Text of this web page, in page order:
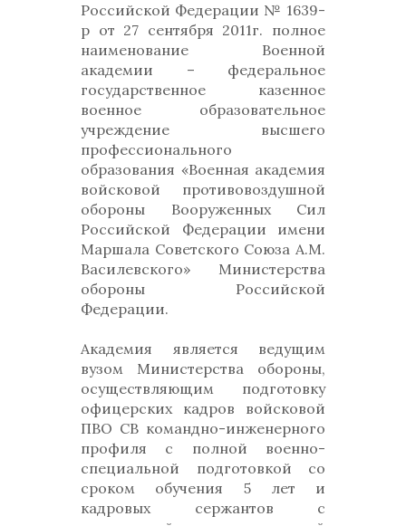
Российской Федерации № 1639-
р от 27 сентября 2011г. полное
наименование Военной
академии – федеральное
государственное казенное
военное образовательное
учреждение высшего
профессионального
образования «Военная академия
войсковой противовоздушной
обороны Вооруженных Сил
Российской Федерации имени
Маршала Советского Союза А.М.
Василевского» Министерства
обороны Российской
Федерации.
Академия является ведущим
вузом Министерства обороны,
осуществляющим подготовку
офицерских кадров войсковой
ПВО СВ командно-инженерного
профиля с полной военно-
специальной подготовкой со
сроком обучения 5 лет и
кадровых сержантов с